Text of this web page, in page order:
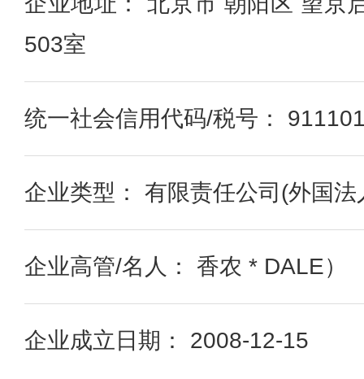
503室
统一社会信用代码/税号：
企业类型： 有限责任公司(外国法
企业高管/名人： 香农 * DALE）
企业成立日期： 2008-12-15